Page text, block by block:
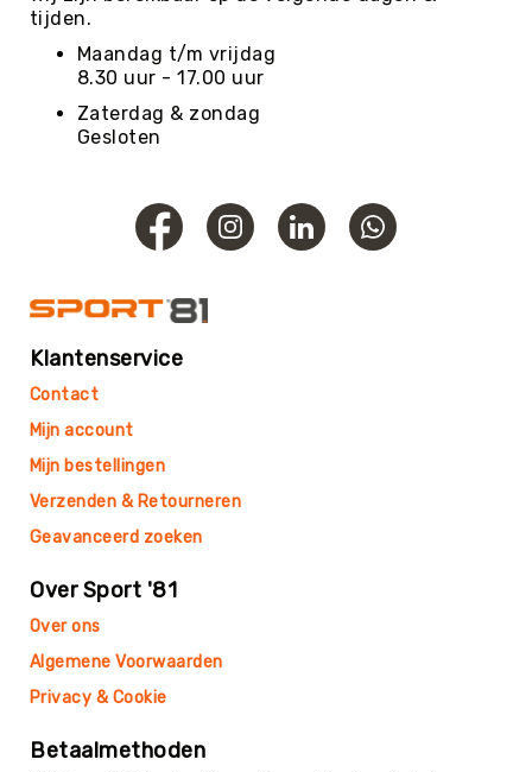
Football
Basketballen
Beachvolleyballen
Floorball
Hockeyballen
Softballen
Trefballen
Foamballen
Pleinballen
tijden.
Maandag t/m vrijdag
8.30 uur - 17.00 uur
Zaterdag & zondag
Gesloten
Klantenservice
Contact
Mijn account
Mijn bestellingen
Verzenden & Retourneren
Geavanceerd zoeken
Over Sport '81
Over ons
Algemene Voorwaarden
Privacy & Cookie
Betaalmethoden